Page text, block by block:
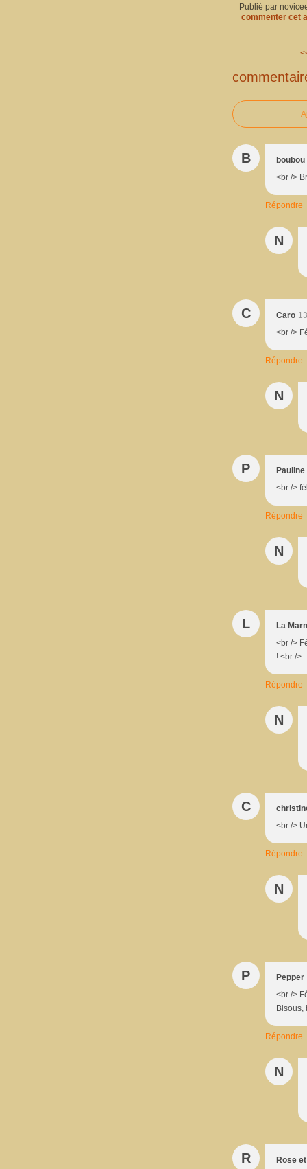
Publié par
commenter cet
B
boubou
<br />
Répondre
N
C Caro
<br />
Répondre
N
P
Pauline
<br />
Répondre
N
L
La
<br />
! <br />
Répondre
N
C
<br />
Répondre
N
P
Pepper
<br />
Bisous,
Répondre
N
R
Rose